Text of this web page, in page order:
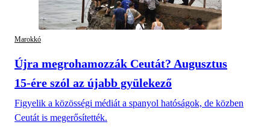
Marokkó
Újra megrohamozzák Ceutát? Augusztus
15-ére szól az újabb gyülekező
Figyelik a közösségi médiát a spanyol hatóságok, de közben
Ceutát is megerősítették.